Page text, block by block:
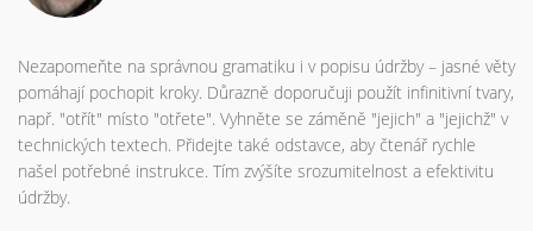
Nezapomeňte na správnou gramatiku i v popisu údržby – jasné věty
pomáhají pochopit kroky. Důrazně doporučuji použít infinitivní tvary,
např. "otřít" místo "otřete". Vyhněte se záměně "jejich" a "jejichž" v
technických textech. Přidejte také odstavce, aby čtenář rychle
našel potřebné instrukce. Tím zvýšíte srozumitelnost a efektivitu
údržby.